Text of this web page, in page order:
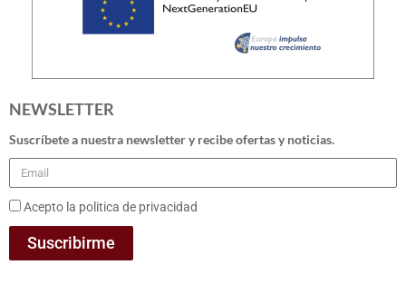
NEWSLETTER
Suscríbete a nuestra newsletter y recibe ofertas y noticias.
Acepto la politica de privacidad
Suscribirme